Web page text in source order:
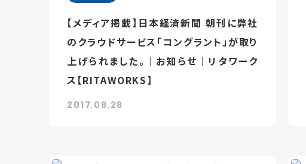
【メディア掲載】日本経済新聞 朝刊に弊社
のクラウドサービス「コングラント」が取り
上げられました。｜お知らせ｜リタワーク
ス【RITAWORKS】
2017.08.28